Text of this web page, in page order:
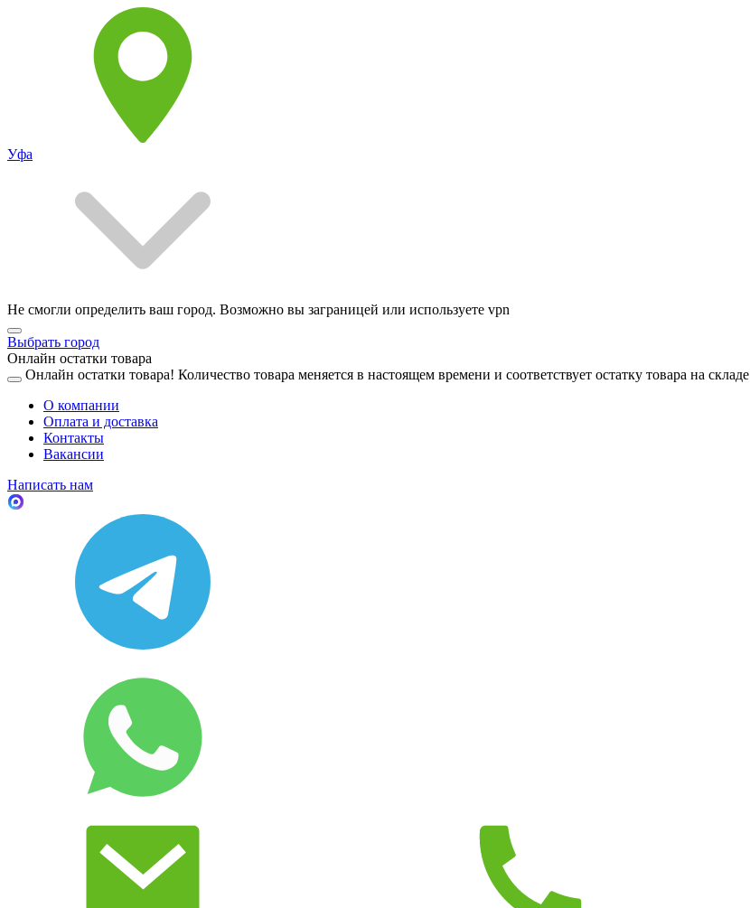
Уфа
Не смогли определить ваш город. Возможно вы заграницей или используете vpn
Выбрать город
Онлайн остатки товара
Онлайн остатки товара! Количество товара меняется в настоящем времени и соответствует остатку товара на складе
О компании
Оплата и доставка
Контакты
Вакансии
Написать нам